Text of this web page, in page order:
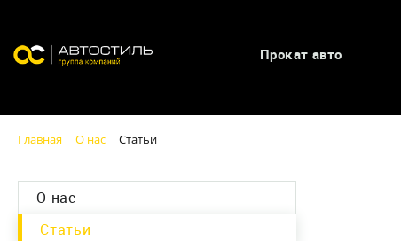
Прокат авто
Главная О нас Статьи
О нас
Статьи